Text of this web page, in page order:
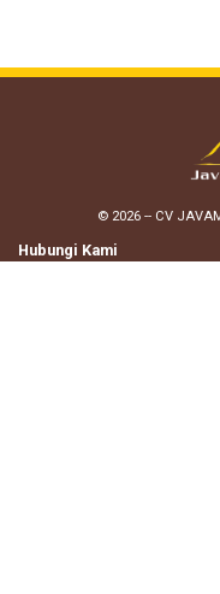
© 2026 -- CV
Hubungi Kami